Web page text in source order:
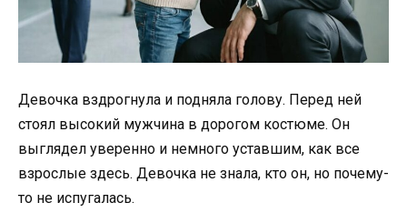
Девочка вздрогнула и подняла голову. Перед ней
стоял высокий мужчина в дорогом костюме. Он
выглядел уверенно и немного уставшим, как все
взрослые здесь. Девочка не знала, кто он, но почему-
то не испугалась.